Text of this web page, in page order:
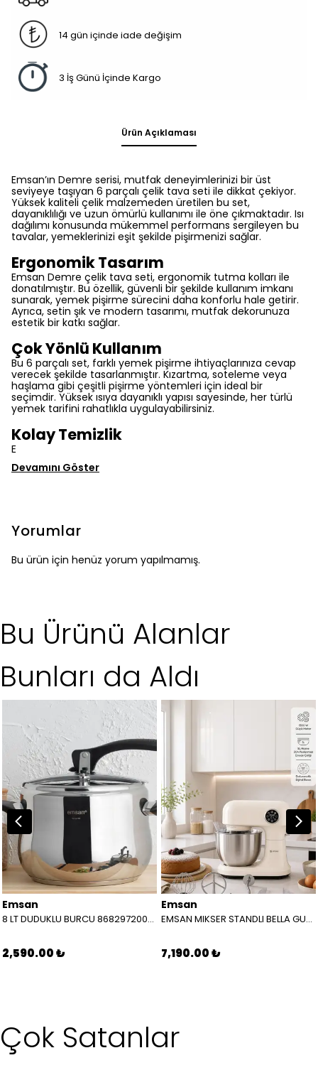
14 gün içinde iade değişim
3 İş Günü İçinde Kargo
Ürün Açıklaması
Emsan’ın Demre serisi, mutfak deneyimlerinizi bir üst
seviyeye taşıyan 6 parçalı çelik tava seti ile dikkat çekiyor.
Yüksek kaliteli çelik malzemeden üretilen bu set,
dayanıklılığı ve uzun ömürlü kullanımı ile öne çıkmaktadır. Isı
dağılımı konusunda mükemmel performans sergileyen bu
tavalar, yemeklerinizi eşit şekilde pişirmenizi sağlar.
Ergonomik Tasarım
Emsan Demre çelik tava seti, ergonomik tutma kolları ile
donatılmıştır. Bu özellik, güvenli bir şekilde kullanım imkanı
sunarak, yemek pişirme sürecini daha konforlu hale getirir.
Ayrıca, setin şık ve modern tasarımı, mutfak dekorunuza
estetik bir katkı sağlar.
Çok Yönlü Kullanım
Bu 6 parçalı set, farklı yemek pişirme ihtiyaçlarınıza cevap
verecek şekilde tasarlanmıştır. Kızartma, soteleme veya
haşlama gibi çeşitli pişirme yöntemleri için ideal bir
seçimdir. Yüksek ısıya dayanıklı yapısı sayesinde, her türlü
yemek tarifini rahatlıkla uygulayabilirsiniz.
Kolay Temizlik
E
Devamını Göster
Yorumlar
Bu ürün için henüz yorum yapılmamış.
Bu Ürünü Alanlar
Bunları da Aldı
Emsan
8 LT DUDUKLU BURCU 8682972002286
2,590.00 ₺
Emsan
EMSAN MIKSER STANDLI BELLA GUSTO PRO DIJITAL KREM 8699343609098
7,190.00 ₺
Çok Satanlar